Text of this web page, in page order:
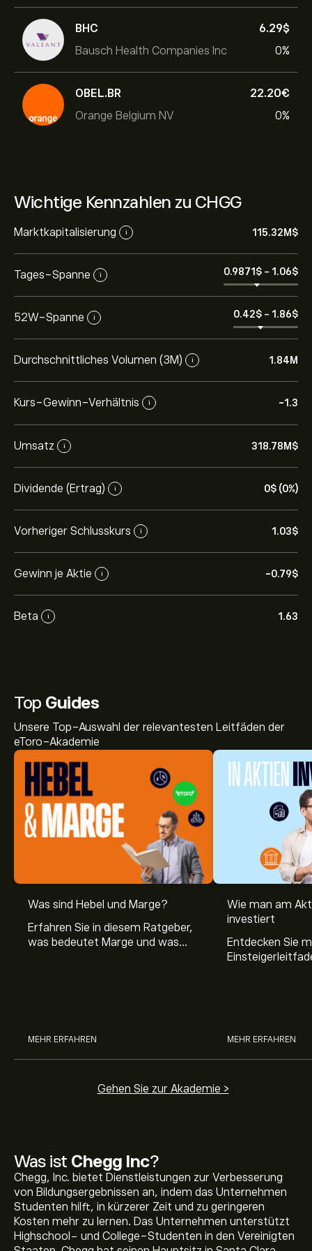
BHC
Bausch Health Companies Inc
6.29‎$‎
0%
OBEL.BR
Orange Belgium NV
22.20‎€‎
0%
Wichtige Kennzahlen zu CHGG
Marktkapitalisierung i 115.32M‎$‎
Tages-Spanne i 0.9871‎$‎ - 1.06‎$‎
52W-Spanne i 0.42‎$‎ - 1.86‎$‎
Durchschnittliches Volumen (3M) i 1.84M
Kurs-Gewinn-Verhältnis i -1.3
Umsatz i 318.78M‎$‎
Dividende (Ertrag) i 0‎$‎ (0%)
Vorheriger Schlusskurs i 1.03‎$‎
Gewinn je Aktie i -0.79‎$‎
Beta i 1.63
Was ist Chegg Inc?
Chegg, Inc. bietet Dienstleistungen zur Verbesserung
von Bildungsergebnissen an, indem das Unternehmen
Studenten hilft, in kürzerer Zeit und zu geringeren
Kosten mehr zu lernen. Das Unternehmen unterstützt
Highschool- und College-Studenten in den Vereinigten
Top Guides
Unsere Top-Auswahl der relevantesten Leitfäden der
eToro-Akademie
Was sind Hebel und Marge?
Erfahren Sie in diesem Ratgeber,
was bedeutet Marge und was
MEHR ERFAHREN
Wie man am
investiert
Entdecken Sie
MEHR ERFAHREN
Gehen Sie zur Akademie >